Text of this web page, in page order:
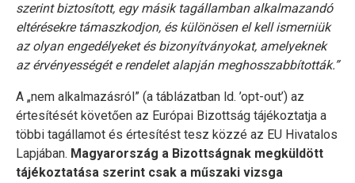
szerint biztosított, egy másik tagállamban alkalmazandó
eltérésekre támaszkodjon, és különösen el kell ismerniük
az olyan engedélyeket és bizonyítványokat, amelyeknek
az érvényességét e rendelet alapján meghosszabbították.”
A „nem alkalmazásról” (a táblázatban ld. ’opt-out’) az
értesítését követően az Európai Bizottság tájékoztatja a
többi tagállamot és értesítést tesz közzé az EU Hivatalos
Lapjában. Magyarország a Bizottságnak megküldött
tájékoztatása szerint csak a műszaki vizsga